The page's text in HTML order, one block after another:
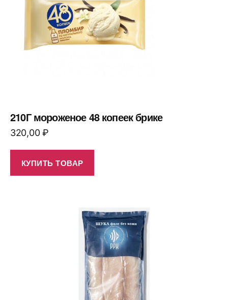
210Г мороженое 48 копеек брике
320,00₽
КУПИТЬ ТОВАР